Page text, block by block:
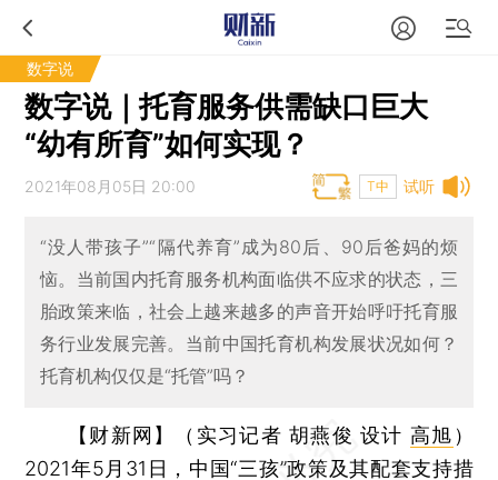
数字说
数字说｜托育服务供需缺口巨大
“幼有所育”如何实现？
试听
2021年08月05日 20:00 T中
“没人带孩子”“隔代养育”成为80后、90后爸妈的烦
恼。当前国内托育服务机构面临供不应求的状态，三
胎政策来临，社会上越来越多的声音开始呼吁托育服
务行业发展完善。当前中国托育机构发展状况如何？
托育机构仅仅是“托管”吗？
【财新网】（实习记者 胡燕俊 设计高旭 ）
2021年5月31日，中国“三孩”政策及其配套支持措